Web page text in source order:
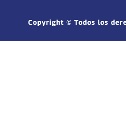
Copyright © Todos los